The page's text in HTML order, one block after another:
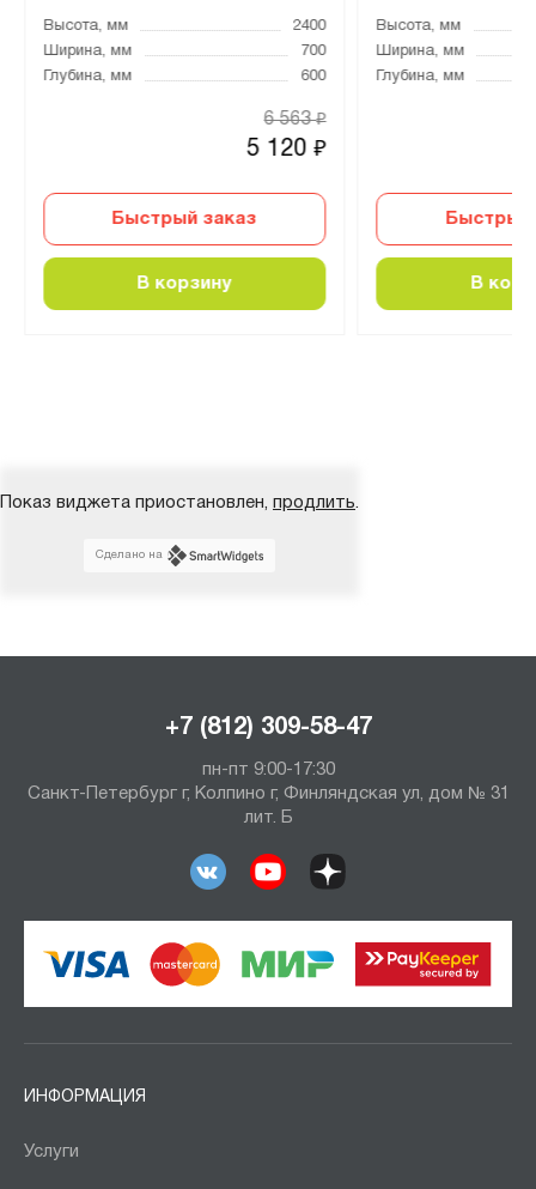
Высота, мм
2400
Ширина, мм
700
Глубина, мм
600
5 120₽
6 563₽
Быстрый заказ
В корзину
Высота, мм
Ширина, мм
Глубина, мм
Быстрый
В
Показ виджета приостановлен, продлить.
Сделано на
+7 (812) 309-58-47
пн-пт 9:00-17:30
Санкт-Петербург г, Колпино г, Финляндская ул, дом № 31
лит. Б
ИНФОРМАЦИЯ
Услуги